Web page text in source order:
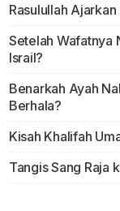
Rasulullah
Setelah Wafatnya
Israil?
Benarkah Ayah
Berhala?
Kisah Khalifah
Tangis Sang Raja